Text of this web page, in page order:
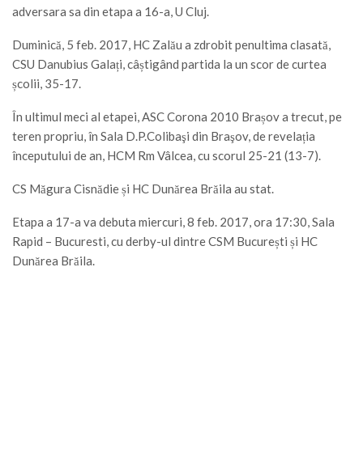
adversara sa din etapa a 16-a, U Cluj.
Duminică, 5 feb. 2017, HC Zalău a zdrobit penultima clasată,
CSU Danubius Galați, câștigând partida la un scor de curtea
școlii, 35-17.
În ultimul meci al etapei, ASC Corona 2010 Brașov a trecut, pe
teren propriu, în Sala D.P.Colibaşi din Braşov, de revelația
începutului de an, HCM Rm Vâlcea, cu scorul 25-21 (13-7).
CS Măgura Cisnădie și HC Dunărea Brăila au stat.
Etapa a 17-a va debuta miercuri, 8 feb. 2017, ora 17:30, Sala
Rapid – Bucuresti, cu derby-ul dintre CSM București și HC
Dunărea Brăila.